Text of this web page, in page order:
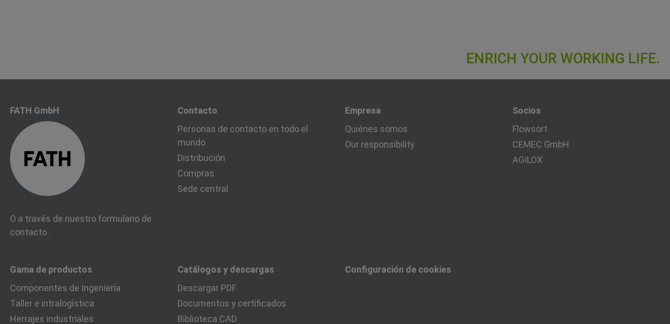
FATH GmbH
O a través de nuestro formulario de
contacto .
Contacto
Personas de contacto en todo el
mundo
Distribución
Compras
Sede central
Empresa
Quiénes somos
Our responsibility
Socios
Flowsort
CEMEC GmbH
AGILOX
Gama de productos
Componentes de Ingeniería
Taller e intralogística
Herrajes industriales
Catálogos y descargas
Descargar PDF
Documentos y certificados
Biblioteca CAD
Configuración de cookies